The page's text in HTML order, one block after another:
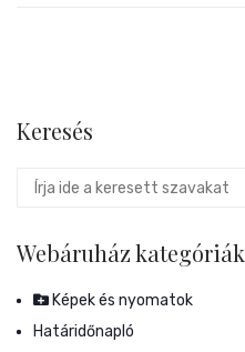
Keresés
Webáruház kategóriák
Képek és nyomatok
Határidőnapló